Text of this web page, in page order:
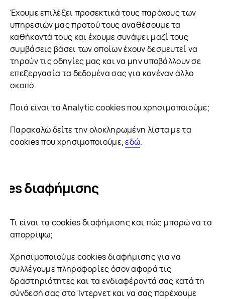
Έχουμε επιλέξει προσεκτικά τους παρόχους των
υπηρεσιών μας προτού τους αναθέσουμε τα
καθήκοντά τους και έχουμε συνάψει μαζί τους
συμβάσεις βάσει των οποίων έχουν δεσμευτεί να
τηρούν τις οδηγίες μας και να μην υποβάλλουν σε
επεξεργασία τα δεδομένα σας για κανέναν άλλο
σκοπό.
Ποιά είναι τα Analytic cookies που χρησιμοποιούμε;
Παρακαλώ δείτε την ολοκληρωμένη λίστα με τα
cookies που χρησιμοποιούμε,εδώ.
διαφήμισης
Τι είναι τα cookies διαφήμισης και πώς μπορώ να τα
απορρίψω;
Χρησιμοποιούμε cookies διαφήμισης για να
συλλέγουμε πληροφορίες όσον αφορά τις
δραστηριότητες και τα ενδιαφέροντά σας κατά τη
σύνδεσή σας στο Ίντερνετ και να σας παρέχουμε